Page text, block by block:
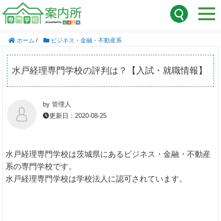
ホーム / ビジネス・金融・不動産系
水戸経理専門学校の評判は？【入試・就職情報】
by 管理人
更新日：2020-08-25
水戸経理専門学校は茨城県にあるビジネス・金融・不動産
系の専門学校です。
水戸経理専門学校は学校法人に認可されています。